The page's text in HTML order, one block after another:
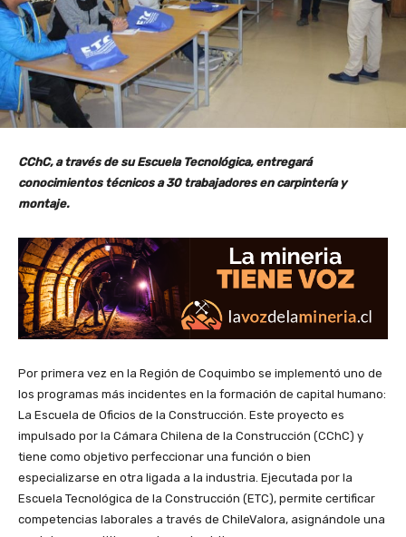
CChC, a través de su Escuela Tecnológica, entregará
conocimientos técnicos a 30 trabajadores en carpintería y
montaje.
Por primera vez en la Región de Coquimbo se implementó uno de
los programas más incidentes en la formación de capital humano:
La Escuela de Oficios de la Construcción. Este proyecto es
impulsado por la Cámara Chilena de la Construcción (CChC) y
tiene como objetivo perfeccionar una función o bien
especializarse en otra ligada a la industria. Ejecutada por la
Escuela Tecnológica de la Construcción (ETC), permite certificar
competencias laborales a través de ChileValora, asignándole una